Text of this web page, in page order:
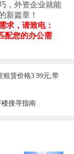
，外资企业就能
新篇章！
求，请致电：
配您的办公需
租赁价格3.99元,带
搜寻指南